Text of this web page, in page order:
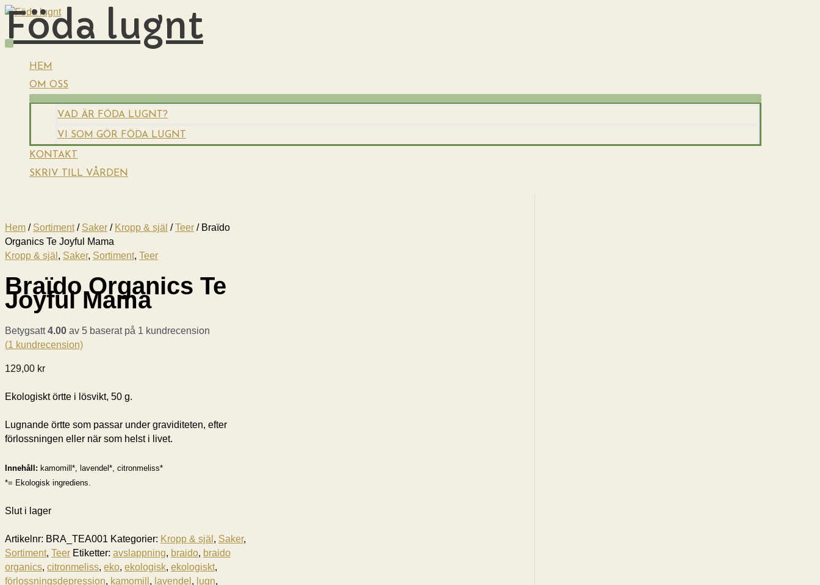
Hoppa
till
innehåll
Föda lugnt
HUVUDMENY
HEM
OM OSS
VAD ÄR FÖDA LUGNT?
VI SOM GÖR FÖDA LUGNT
KONTAKT
SKRIV TILL VÅRDEN
Hem / Sortiment/ Saker / Kropp & själ /Teer / Braïdo
Organics Te Joyful Mama
Kropp & själ , Saker, Sortiment, Teer
Braïdo Organics Te
Joyful Mama
Betygsatt4.00 av 5 baserat på 1 kundrecension
(1 kundrecension)
129,00 kr
Ekologiskt örtte i lösvikt, 50 g.
Lugnande örtte som passar under graviditeten, efter
förlossningen eller när som helst i livet.
Innehåll: kamomill*, lavendel*, citronmeliss*
*= Ekologisk ingrediens.
Slut i lager
Artikelnr: BRA_TEA001 Kategorier: Kropp & själ , Saker,
Sortiment, Teer Etiketter: avslappning, braido, braido
organics, citronmeliss, eko, ekologisk, ekologiskt,
förlossningsdepression, kamomill , lavendel , lugn,